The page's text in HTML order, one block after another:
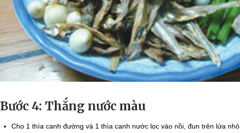
Bước 4: Thắng nước màu
Cho 1 thìa canh đường và 1 thìa canh nước lọc vào nồi, đun trên lửa nhỏ.